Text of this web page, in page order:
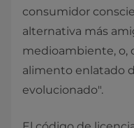
consumidor
alternativa más
medioambiente, o,
alimento enlatado
evolucionado".